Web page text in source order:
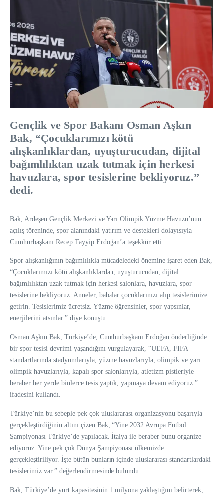
Gençlik ve Spor Bakanı Osman Aşkın
Bak, “Çocuklarımızı kötü
alışkanlıklardan, uyuşturucudan, dijital
bağımlılıktan uzak tutmak için herkesi
havuzlara, spor tesislerine bekliyoruz.”
dedi.
Bak, Ardeşen Gençlik Merkezi ve Yarı Olimpik Yüzme Havuzu’nun
açılış töreninde, spor alanındaki yatırım ve destekleri dolayısıyla
Cumhurbaşkanı Recep Tayyip Erdoğan’a teşekkür etti.
Spor alışkanlığının bağımlılıkla mücadeledeki önemine işaret eden Bak,
“Çocuklarımızı kötü alışkanlıklardan, uyuşturucudan, dijital
bağımlılıktan uzak tutmak için herkesi salonlara, havuzlara, spor
tesislerine bekliyoruz. Anneler, babalar çocuklarınızı alıp tesislerimize
getirin. Tesislerimiz ücretsiz. Yüzme öğrensinler, spor yapsınlar,
enerjilerini atsınlar.” diye konuştu.
Osman Aşkın Bak, Türkiye’de, Cumhurbaşkanı Erdoğan önderliğinde
bir spor tesisi devrimi yaşandığını vurgulayarak, “UEFA, FIFA
standartlarında stadyumlarıyla, yüzme havuzlarıyla, olimpik ve yarı
olimpik havuzlarıyla, kapalı spor salonlarıyla, atletizm pistleriyle
beraber her yerde binlerce tesis yaptık, yapmaya devam ediyoruz.”
ifadesini kullandı.
Türkiye’nin bu sebeple pek çok uluslararası organizasyonu başarıyla
gerçekleştirdiğinin altını çizen Bak, “Yine 2032 Avrupa Futbol
Şampiyonası Türkiye’de yapılacak. İtalya ile beraber bunu organize
ediyoruz. Yine pek çok Dünya Şampiyonası ülkemizde
gerçekleştiriliyor. İşte bütün bunların içinde uluslararası standartlardaki
tesislerimiz var.” değerlendirmesinde bulundu.
Bak, Türkiye’de yurt kapasitesinin 1 milyona yaklaştığını belirterek,